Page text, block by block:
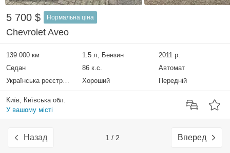
5 700 $ Нормальна ціна
Chevrolet Aveo
139 000 км 1.5 л, Бензин
2011 р.
Седан
86 к.с.
Автомат
Українська реєстрація
Хороший Передній
Київ, Київська обл.
У вашому місті
Назад 1 / 2 Вперед